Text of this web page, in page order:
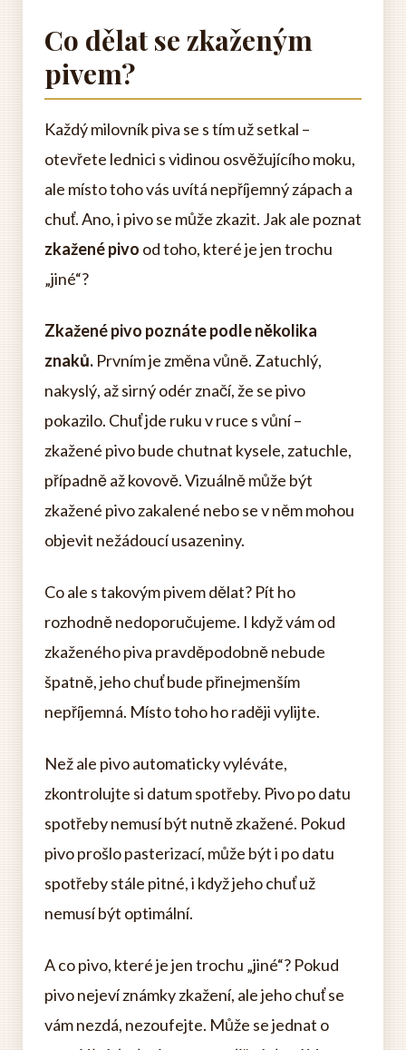
Co dělat se zkaženým
pivem?
Každý milovník piva se s tím už setkal –
otevřete lednici s vidinou osvěžujícího moku,
ale místo toho vás uvítá nepříjemný zápach a
chuť. Ano, i pivo se může zkazit. Jak ale poznat
zkažené pivo od toho, které je jen trochu
„jiné“?
Zkažené pivo poznáte podle několika
znaků. Prvním je změna vůně. Zatuchlý,
nakyslý, až sirný odér značí, že se pivo
pokazilo. Chuť jde ruku v ruce s vůní –
zkažené pivo bude chutnat kysele, zatuchle,
případně až kovově. Vizuálně může být
zkažené pivo zakalené nebo se v něm mohou
objevit nežádoucí usazeniny.
Co ale s takovým pivem dělat? Pít ho
rozhodně nedoporučujeme. I když vám od
zkaženého piva pravděpodobně nebude
špatně, jeho chuť bude přinejmenším
nepříjemná. Místo toho ho raději vylijte.
Než ale pivo automaticky vyléváte,
zkontrolujte si datum spotřeby. Pivo po datu
spotřeby nemusí být nutně zkažené. Pokud
pivo prošlo pasterizací, může být i po datu
spotřeby stále pitné, i když jeho chuť už
nemusí být optimální.
A co pivo, které je jen trochu „jiné“? Pokud
pivo nejeví známky zkažení, ale jeho chuť se
vám nezdá, nezoufejte. Může se jednat o